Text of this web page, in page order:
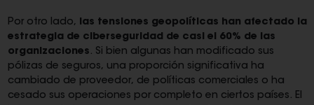
Por otro lado, las tensiones geopolíticas han afectado la
estrategia de ciberseguridad de casi el 60% de las
organizaciones . Si bien algunas han modificado sus
pólizas de seguros, una proporción significativa ha
cambiado de proveedor, de políticas comerciales o ha
cesado sus operaciones por completo en ciertos países. El